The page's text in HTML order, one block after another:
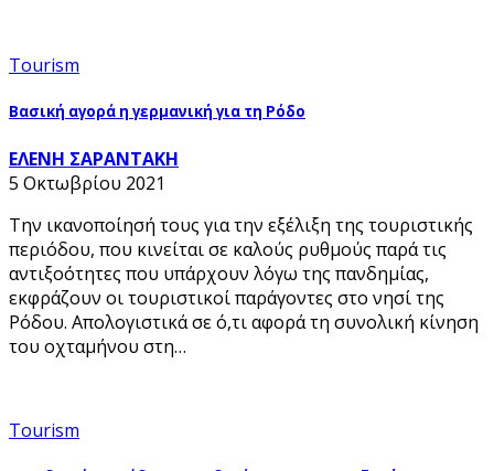
Tourism
Βασική αγορά η γερμανική για τη Ρόδο
ΕΛΕΝΗ ΣΑΡΑΝΤΑΚΗ
5 Οκτωβρίου 2021
Την ικανοποίησή τους για την εξέλιξη της τουριστικής
περιόδου, που κινείται σε καλούς ρυθμούς παρά τις
αντιξοότητες που υπάρχουν λόγω της πανδημίας,
εκφράζουν οι τουριστικοί παράγοντες στο νησί της
Ρόδου. Απολογιστικά σε ό,τι αφορά τη συνολική κίνηση
του οχταμήνου στη…
Tourism